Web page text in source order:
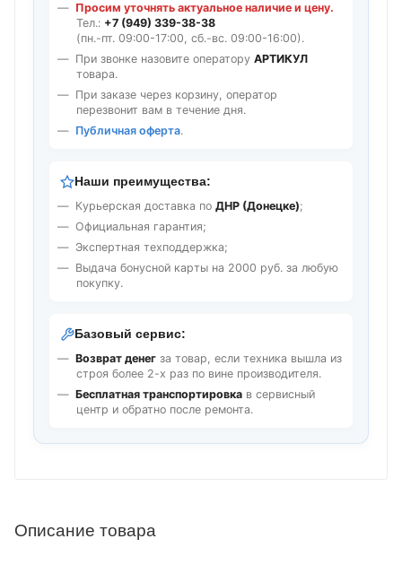
Просим уточнять актуальное наличие и цену.
Тел.: +7 (949) 339-38-38
(пн.-пт. 09:00-17:00, сб.-вс. 09:00-16:00).
При звонке назовите оператору АРТИКУЛ
товара.
При заказе через корзину, оператор
перезвонит вам в течение дня.
Публичная оферта.
Наши преимущества:
Курьерская доставка по ДНР (Донецке);
Официальная гарантия;
Экспертная техподдержка;
Выдача бонусной карты на 2000 руб. за любую
покупку.
Базовый сервис:
Возврат денег за товар, если техника вышла из
строя более 2-х раз по вине производителя.
Бесплатная транспортировка в сервисный
центр и обратно после ремонта.
Описание товара